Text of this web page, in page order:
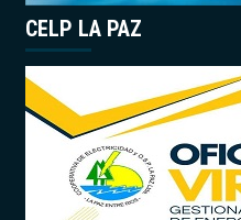
CELP LA PAZ